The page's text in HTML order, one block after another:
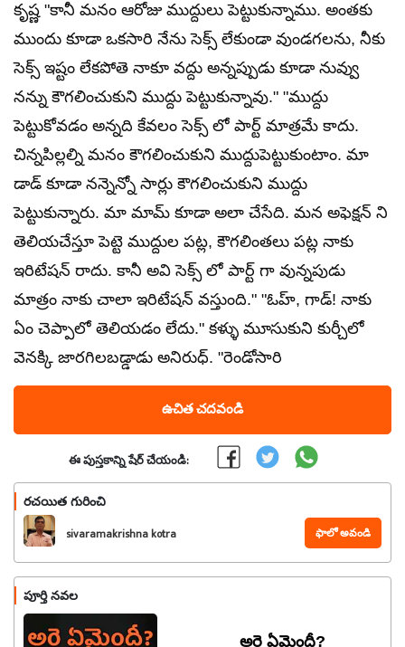
కృష్ణ "కానీ మనం ఆరోజు ముద్దులు పెట్టుకున్నాము. అంతకు
ముందు కూడా ఒకసారి నేను సెక్స్ లేకుండా వుండగలను, నీకు
సెక్స్ ఇష్టం లేకపోతె నాకూ వద్దు అన్నప్పుడు కూడా నువ్వు
నన్ను కౌగలించుకుని ముద్దు పెట్టుకున్నావు." "ముద్దు
పెట్టుకోవడం అన్నది కేవలం సెక్స్ లో పార్ట్ మాత్రమే కాదు.
చిన్నపిల్లల్ని మనం కౌగలించుకుని ముద్దుపెట్టుకుంటాం. మా
డాడ్ కూడా నన్నెన్నో సార్లు కౌగలించుకుని ముద్దు
పెట్టుకున్నారు. మా మామ్ కూడా అలా చేసేది. మన అఫెక్షన్ ని
తెలియచేస్తూ పెట్టె ముద్దుల పట్ల, కౌగలింతలు పట్ల నాకు
ఇరిటేషన్ రాదు. కానీ అవి సెక్స్ లో పార్ట్ గా వున్నపుడు
మాత్రం నాకు చాలా ఇరిటేషన్ వస్తుంది." "ఓహ్, గాడ్! నాకు
ఏం చెప్పాలో తెలియడం లేదు." కళ్ళు మూసుకుని కుర్చీలో
వెనక్కి జారగిలబడ్డాడు అనిరుధ్. "రెండోసారి
ఉచిత చదవండి
ఈ పుస్తకాన్ని షేర్ చేయండి:
రచయిత గురించి
sivaramakrishna kotra ఫాలో అవండి
పూర్తి నవల
అరె ఏమైందీ?